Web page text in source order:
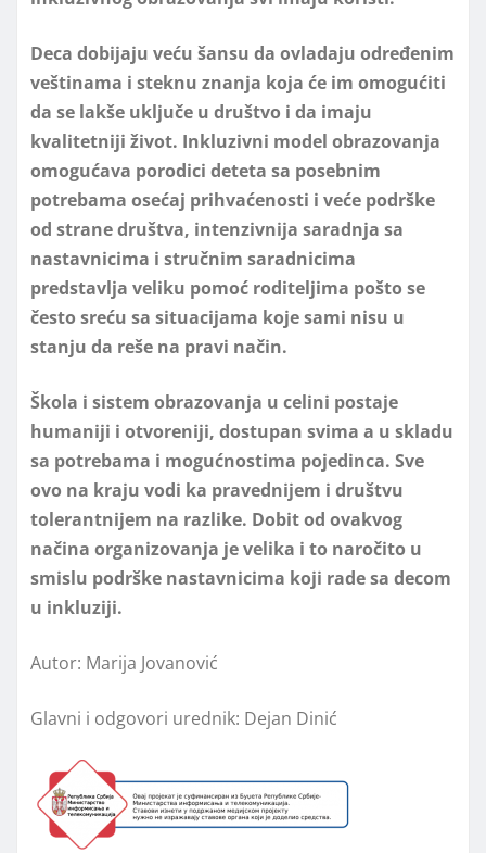
Deca dobijaju veću šansu da ovladaju određenim
veštinama i steknu znanja koja će im omogućiti
da se lakše uključe u društvo i da imaju
kvalitetniji život. Inkluzivni model obrazovanja
omogućava porodici deteta sa posebnim
potrebama osećaj prihvaćenosti i veće podrške
od strane društva, intenzivnija saradnja sa
nastavnicima i stručnim saradnicima
predstavlja veliku pomoć roditeljima pošto se
često sreću sa situacijama koje sami nisu u
stanju da reše na pravi način.
Škola i sistem obrazovanja u celini postaje
humaniji i otvoreniji, dostupan svima a u skladu
sa potrebama i mogućnostima pojedinca. Sve
ovo na kraju vodi ka pravednijem i društvu
tolerantnijem na razlike. Dobit od ovakvog
načina organizovanja je velika i to naročito u
smislu podrške nastavnicima koji rade sa decom
u inkluziji.
Autor: Marija Jovanović
Glavni i odgovori urednik: Dejan Dinić